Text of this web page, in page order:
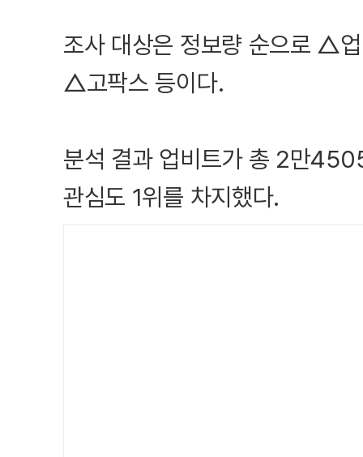
조사 대상은 정보량 순으로
△고팍스 등이다.
분석 결과 업비트가 총 2만
관심도 1위를 차지했다.